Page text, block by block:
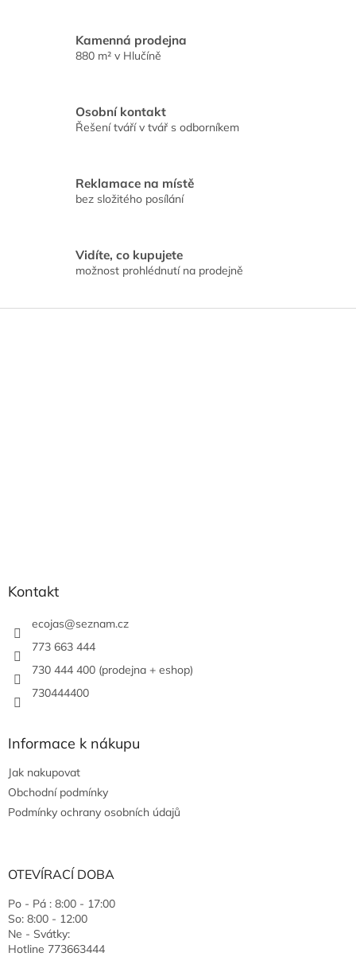
Kamenná prodejna
880 m² v Hlučíně
Osobní kontakt
Řešení tváří v tvář s odborníkem
Reklamace na místě
bez složitého posílání
Vidíte, co kupujete
možnost prohlédnutí na prodejně
Kontakt
ecojas@seznam.cz
773 663 444
730 444 400 (prodejna + eshop)
730444400
Informace k nákupu
Jak nakupovat
Obchodní podmínky
Podmínky ochrany osobních údajů
OTEVÍRACÍ DOBA
Po - Pá : 8:00 - 17:00
So: 8:00 - 12:00
Ne - Svátky:
Hotline 773663444